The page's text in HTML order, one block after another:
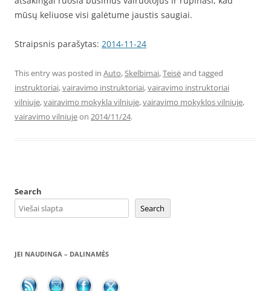
mūsų keliuose visi galėtume jaustis saugiai.
Straipsnis parašytas: 2014-11-24
This entry was posted in Auto,Skelbimai,Teisėand tagged
instruktoriai,vairavimo instruktoriai,vairavimo instruktoriai
vilniuje,vairavimo mokykla vilniuje,vairavimo mokyklos vilniuje,
vairavimo vilniujeon 2014/11/24.
Search
Search
JEI NAUDINGA – DALINAMĖS